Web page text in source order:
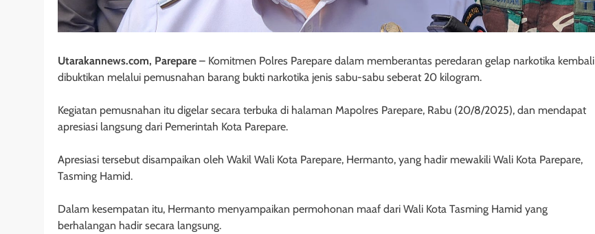
Utarakannews.com, Parepare – Komitmen Polres Parepare dalam memberantas peredaran gelap narkotika kembali
dibuktikan melalui pemusnahan barang bukti narkotika jenis sabu-sabu seberat 20 kilogram.
Kegiatan pemusnahan itu digelar secara terbuka di halaman Mapolres Parepare, Rabu (20/8/2025), dan mendapat
apresiasi langsung dari Pemerintah Kota Parepare.
Apresiasi tersebut disampaikan oleh Wakil Wali Kota Parepare, Hermanto, yang hadir mewakili Wali Kota Parepare,
Tasming Hamid.
Dalam kesempatan itu, Hermanto menyampaikan permohonan maaf dari Wali Kota Tasming Hamid yang
berhalangan hadir secara langsung.